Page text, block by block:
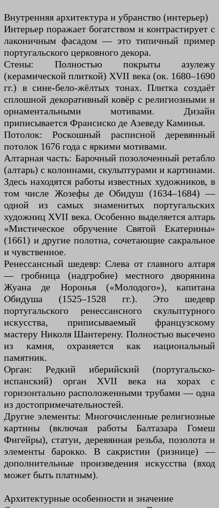
Внутренняя архитектура и убранство (интерьер)
Интерьер поражает богатством и контрастирует с
лаконичным фасадом — это типичный пример
португальского церковного декора.
Стены: Полностью покрыты азулежу
(керамической плиткой) XVII века (ок. 1680–1690
гг.) в сине-бело-жёлтых тонах. Плитка создаёт
сплошной декоративный ковёр с религиозными и
орнаментальными мотивами. Дизайн
приписывается Франсиско де Азеведу Каминья.
Потолок: Роскошный расписной деревянный
потолок 1676 года с яркими мотивами.
Алтарная часть: Барочный позолоченный ретабло
(алтарь) с колоннами, скульптурами и картинами.
Здесь находятся работы известных художников, в
том числе Жозефы де Обидуш (1634–1684) —
одной из самых знаменитых португальских
художниц XVII века. Особенно выделяется алтарь
«Мистическое обручение Святой Екатерины»
(1661) и другие полотна, сочетающие сакральное
и чувственное.
Ренессансный шедевр: Слева от главного алтаря
— гробница (надгробие) местного дворянина
Жуана де Норонья («Молодого»), капитана
Обидуша (1525–1528 гг.). Это шедевр
португальского ренессансного скульптурного
искусства, приписываемый французскому
мастеру Николя Шантерену. Полностью высечено
из камня, охраняется как национальный
памятник.
Орган: Редкий иберийский (португальско-
испанский) орган XVII века на хорах с
горизонтально расположенными трубами — одна
из достопримечательностей.
Другие элементы: Многочисленные религиозные
картины (включая работы Балтазара Гомеш
Фигейры), статуи, деревянная резьба, позолота и
элементы барокко. В сакристии (ризнице) —
дополнительные произведения искусства (вход
может быть платным).
Архитектурные особенности и значение